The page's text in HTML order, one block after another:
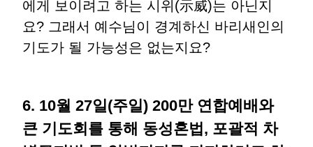
에게 보이려고 하는 시위(示威)는 아닌지
요? 그래서 예수님이 경계하신 바리새인의
기도가 될 가능성은 없는지요?
6. 10월 27일(주일) 200만 연합예배와
큰 기도회를 통해 동성혼법, 포괄적 차